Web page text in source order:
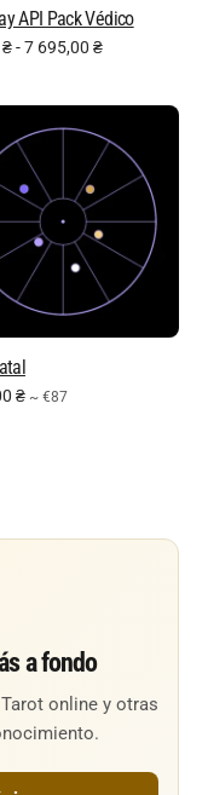
API Pack Védico
₴-7 695,00 ₴
₴ ~ €87
a fondo
online y otras